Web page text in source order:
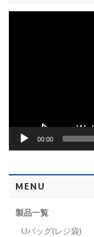
00:00
MENU
製品一覧
Uバッグ(レジ袋)